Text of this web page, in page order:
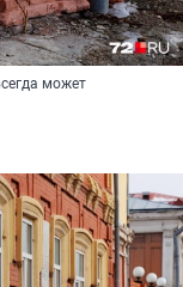
может